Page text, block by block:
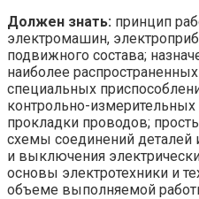
Должен знать: принцип
электромашин,
подвижного состава;
наиболее
специальных
контрольно-
прокладки проводов;
схемы соединений деталей
и выключения
основы электротехники и
объеме выполняемой